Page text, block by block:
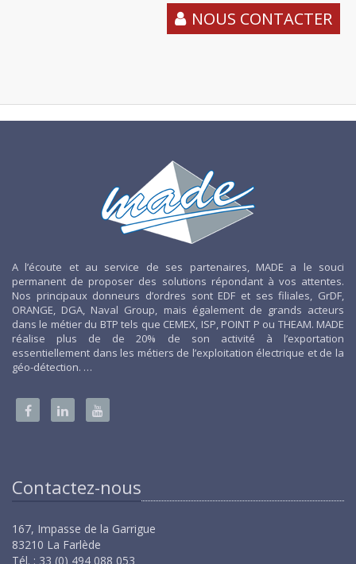
NOUS CONTACTER
A l’écoute et au service de ses partenaires, MADE a le souci
permanent de proposer des solutions répondant à vos attentes.
Nos principaux donneurs d’ordres sont EDF et ses filiales, GrDF,
ORANGE, DGA, Naval Group, mais également de grands acteurs
dans le métier du BTP tels que CEMEX, ISP, POINT P ou THEAM. MADE
réalise plus de de 20% de son activité à l’exportation
essentiellement dans les métiers de l’exploitation électrique et de la
géo-détection. …
Contactez-nous
167, Impasse de la Garrigue
83210 La Farlède
Tél. : 33 (0) 494 088 053